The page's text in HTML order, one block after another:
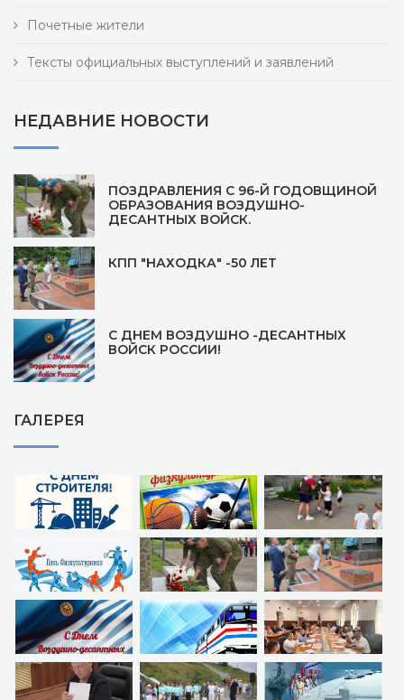
Почетные жители
Тексты официальных выступлений и заявлений
НЕДАВНИЕ НОВОСТИ
ПОЗДРАВЛЕНИЯ С 96-Й ГОДОВЩИНОЙ
ОБРАЗОВАНИЯ ВОЗДУШНО-
ДЕСАНТНЫХ ВОЙСК.
КПП "НАХОДКА" -50 ЛЕТ
С ДНЕМ ВОЗДУШНО -ДЕСАНТНЫХ
ВОЙСК РОССИИ!
ГАЛЕРЕЯ